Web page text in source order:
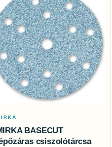
BASECUT
csiszolótárcsa